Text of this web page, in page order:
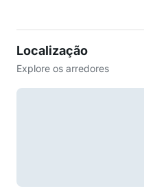
Localização
Explore os arredores